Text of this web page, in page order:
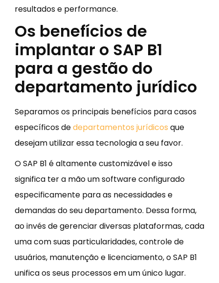
resultados e performance.
Os benefícios de
implantar o SAP B1
para a gestão do
departamento jurídico
Separamos os principais benefícios para casos
específicos dedepartamentos jurídicos que
desejam utilizar essa tecnologia a seu favor.
O SAP B1 é altamente customizável e isso
significa ter a mão um software configurado
especificamente para as necessidades e
demandas do seu departamento. Dessa forma,
ao invés de gerenciar diversas plataformas, cada
uma com suas particularidades, controle de
usuários, manutenção e licenciamento, o SAP B1
unifica os seus processos em um único lugar.